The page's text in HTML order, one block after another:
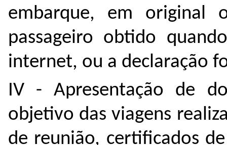
embarque, em original
passageiro obtido
internet, ou a declaração
IV - Apresentação de
objetivo das viagens
de reunião, certificados